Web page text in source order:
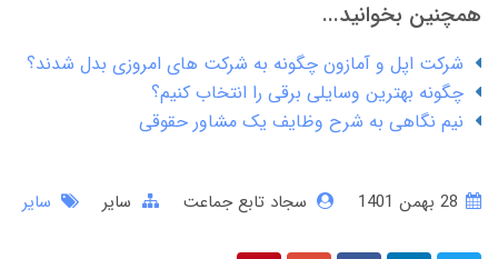
همچنین بخوانید...
شرکت اپل و آمازون چگونه به شرکت های امروزی بدل شدند؟
چگونه بهترین وسایلی برقی را انتخاب کنیم؟
نیم نگاهی به شرح وظایف یک مشاور حقوقی
سجاد تابع جماعت سایر سایر